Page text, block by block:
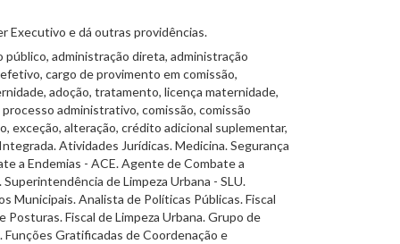
Executivo e dá outras providências.
administração direta, administração
cargo de provimento em comissão,
adoção, tratamento, licença maternidade,
administrativo, comissão, comissão
exceção, alteração, crédito adicional suplementar,
Atividades Jurídicas. Medicina. Segurança
a Endemias - ACE. Agente de Combate a
de Limpeza Urbana - SLU.
Analista de Políticas Públicas. Fiscal
Fiscal de Limpeza Urbana. Grupo de
Funções Gratificadas de Coordenação e